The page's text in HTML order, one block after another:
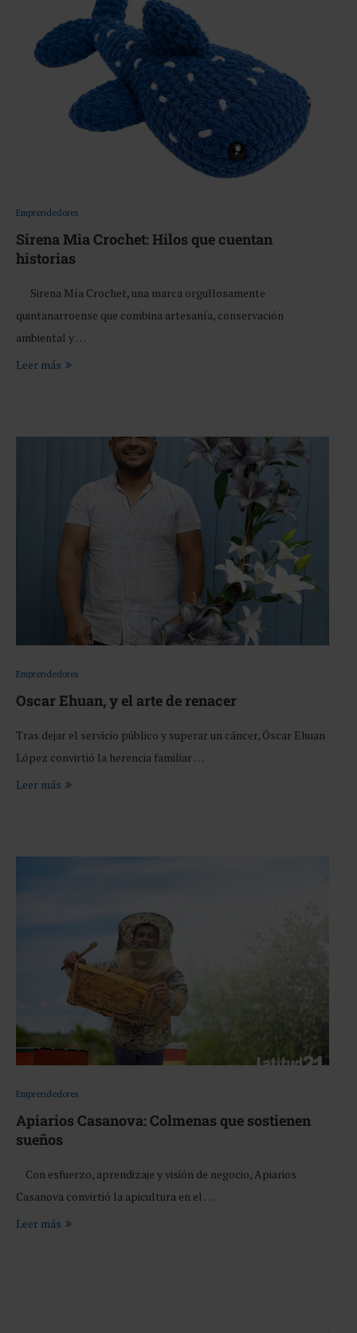
Emprendedores
Sirena Mia Crochet: Hilos que cuentan
historias
Sirena Mía Crochet, una marca orgullosamente
quintanarroense que combina artesanía, conservación
ambiental y …
Leer más
Emprendedores
Oscar Ehuan, y el arte de renacer
Tras dejar el servicio público y superar un cáncer, Óscar Ehuan
López convirtió la herencia familiar …
Leer más
Emprendedores
Apiarios Casanova: Colmenas que sostienen
sueños
Con esfuerzo, aprendizaje y visión de negocio, Apiarios
Casanova convirtió la apicultura en el …
Leer más